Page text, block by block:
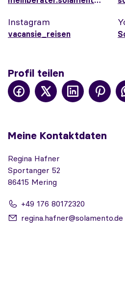
Instagram
vacansie_reisen
Profil teilen
Meine Kontaktdaten
Regina Hafner
Sportanger 52
86415 Mering
+49 176 80172320
regina.hafner@solamento.de